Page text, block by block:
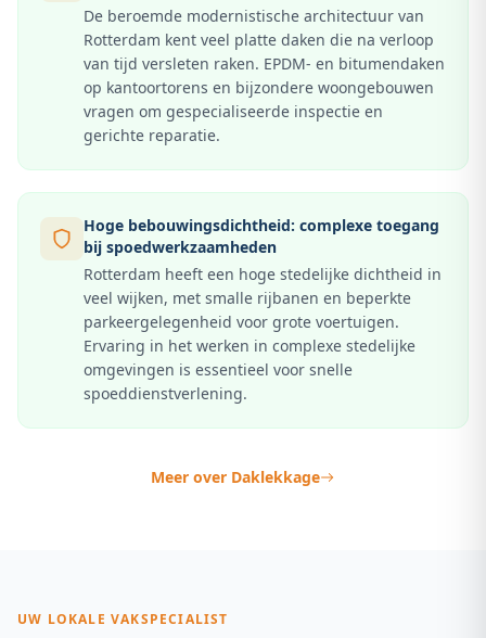
De beroemde modernistische architectuur van
Rotterdam kent veel platte daken die na verloop
van tijd versleten raken. EPDM- en bitumendaken
op kantoortorens en bijzondere woongebouwen
vragen om gespecialiseerde inspectie en
gerichte reparatie.
Hoge bebouwingsdichtheid: complexe toegang
bij spoedwerkzaamheden
Rotterdam heeft een hoge stedelijke dichtheid in
veel wijken, met smalle rijbanen en beperkte
parkeergelegenheid voor grote voertuigen.
Ervaring in het werken in complexe stedelijke
omgevingen is essentieel voor snelle
spoeddienstverlening.
Meer over Daklekkage
UW LOKALE VAKSPECIALIST